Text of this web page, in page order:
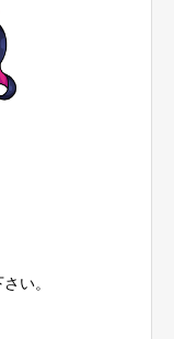
い。